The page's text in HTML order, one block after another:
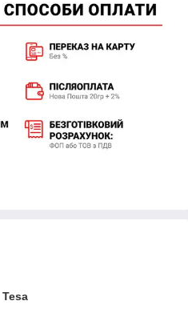
Tesa